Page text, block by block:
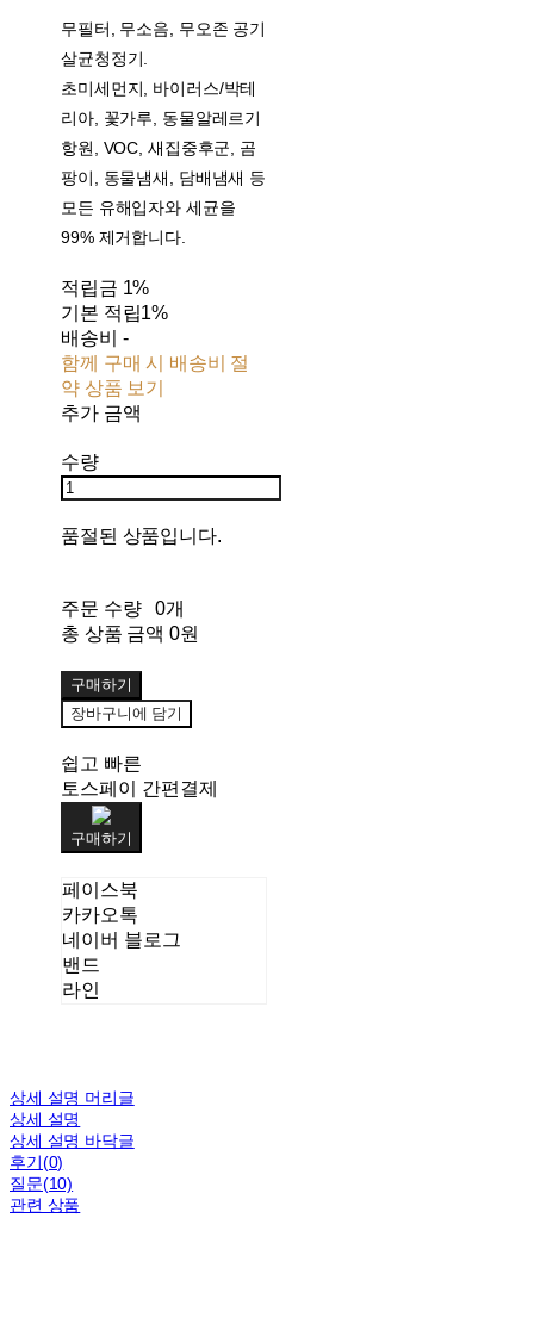
무필터, 무소음, 무오존 공기
살균청정기.
초미세먼지, 바이러스/박테
리아, 꽃가루, 동물알레르기
항원, VOC, 새집중후군, 곰
팡이, 동물냄새, 담배냄새 등
모든 유해입자와 세균을
99% 제거합니다.
적립금 1%
기본 적립1%
배송비 -
함께 구매 시 배송비 절
약 상품 보기
추가 금액
수량
품절된 상품입니다.
주문 수량
0개
총 상품 금액 0원
구매하기
장바구니에 담기
쉽고 빠른
토스페이 간편결제
구매하기
페이스북
카카오톡
네이버 블로그
밴드
라인
상세 설명 머리글
상세 설명
상세 설명 바닥글
후기(0)
질문(10)
관련 상품